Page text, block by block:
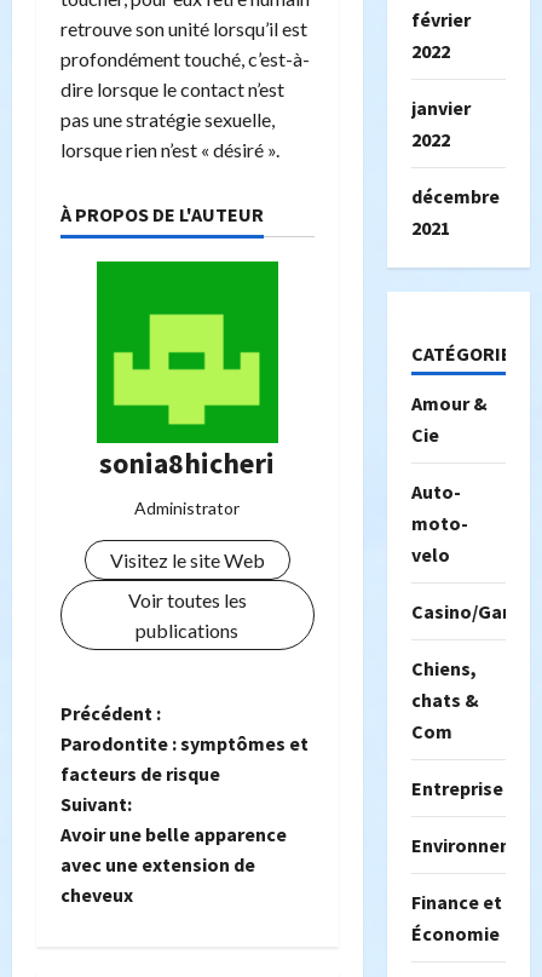
retrouve son unité lorsqu’il est
profondément touché, c’est-à-
dire lorsque le contact n’est
pas une stratégie sexuelle,
lorsque rien n’est « désiré ».
À PROPOS DE L'AUTEUR
sonia8hicheri
Administrator
Visitez le site Web
Voir toutes les
publications
N
a
v
i
Précédent :
Parodontite : symptômes et
facteurs de risque
Suivant:
Avoir une belle apparence
avec une extension de
cheveux
février
2022
janvier
2022
décembre
2021
CATÉGORIES
Amour &
Cie
Auto-
moto-
velo
Casino/
Chiens,
chats &
Com
Entreprise
Finance et
Économie